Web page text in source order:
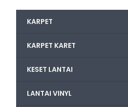
KARPET
KARPET KARET
KESET LANTAI
LANTAI VINYL